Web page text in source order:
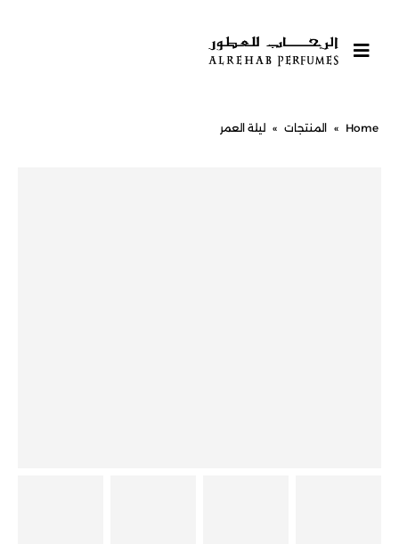
Home
» المنتجات » ليلة العمر